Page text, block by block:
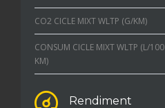
CO2 CICLE MIXT WLTP (G/KM)
CONSUM CICLE MIXT WLTP (L/100
KM)
Rendiment